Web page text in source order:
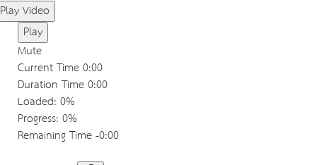
Play Video
Play
Mute
Current Time0:00
Duration Time0:00
Loaded: 0%
Progress: 0%
Remaining Time-0:00